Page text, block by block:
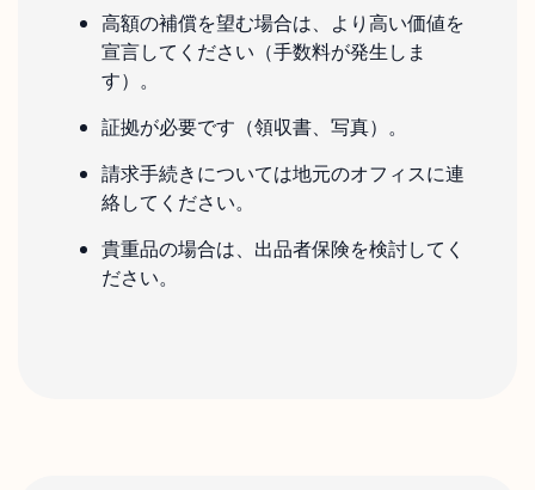
高額の補償を望む場合は、より高い価値を
宣言してください（手数料が発生しま
す）。
証拠が必要です（領収書、写真）。
請求手続きについては地元のオフィスに連
絡してください。
貴重品の場合は、出品者保険を検討してく
ださい。